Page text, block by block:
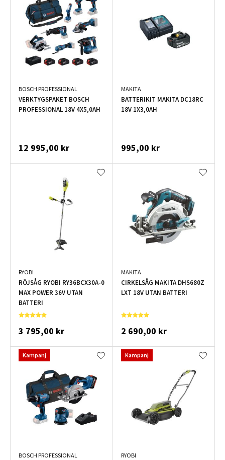
BOSCH PROFESSIONAL
VERKTYGSPAKET BOSCH
PROFESSIONAL 18V 4X5,0AH
12 995,00 kr
MAKITA
BATTERIKIT MAKITA DC18RC
18V 1X3,0AH
995,00 kr
RYOBI
RÖJSÅG RYOBI RY36BCX30A-0
MAX POWER 36V UTAN
BATTERI
3 795,00 kr
MAKITA
CIRKELSÅG MAKITA DHS680Z
LXT 18V UTAN BATTERI
2 690,00 kr
Kampanj
BOSCH PROFESSIONAL
Kampanj
RYOBI